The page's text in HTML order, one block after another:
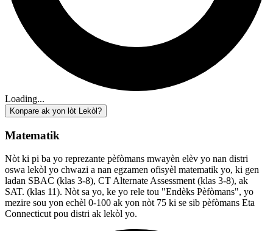
Loading...
Konpare ak yon lòt Lekòl?
Matematik
Nòt ki pi ba yo reprezante pèfòmans mwayèn elèv yo nan distri
oswa lekòl yo chwazi a nan egzamen ofisyèl matematik yo, ki gen
ladan SBAC (klas 3-8), CT Alternate Assessment (klas 3-8), ak
SAT. (klas 11). Nòt sa yo, ke yo rele tou "Endèks Pèfòmans", yo
mezire sou yon echèl 0-100 ak yon nòt 75 ki se sib pèfòmans Eta
Connecticut pou distri ak lekòl yo.